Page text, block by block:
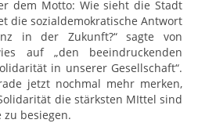
dem Motto: Wie sieht die Stadt
die sozialdemokratische Antwort
in der Zukunft?“ sagte von
auf „den beeindruckenden
in unserer Gesellschaft“.
jetzt nochmal mehr merken,
die stärksten MIttel sind
zu besiegen.